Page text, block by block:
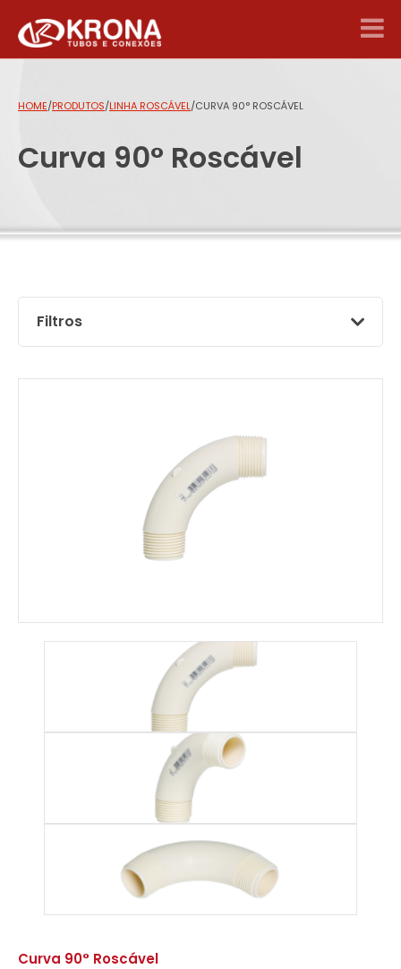
HOME/PRODUTOS/LINHA ROSCÁVEL/CURVA 90° ROSCÁVEL
Curva 90° Roscável
Filtros
Curva 90° Roscável